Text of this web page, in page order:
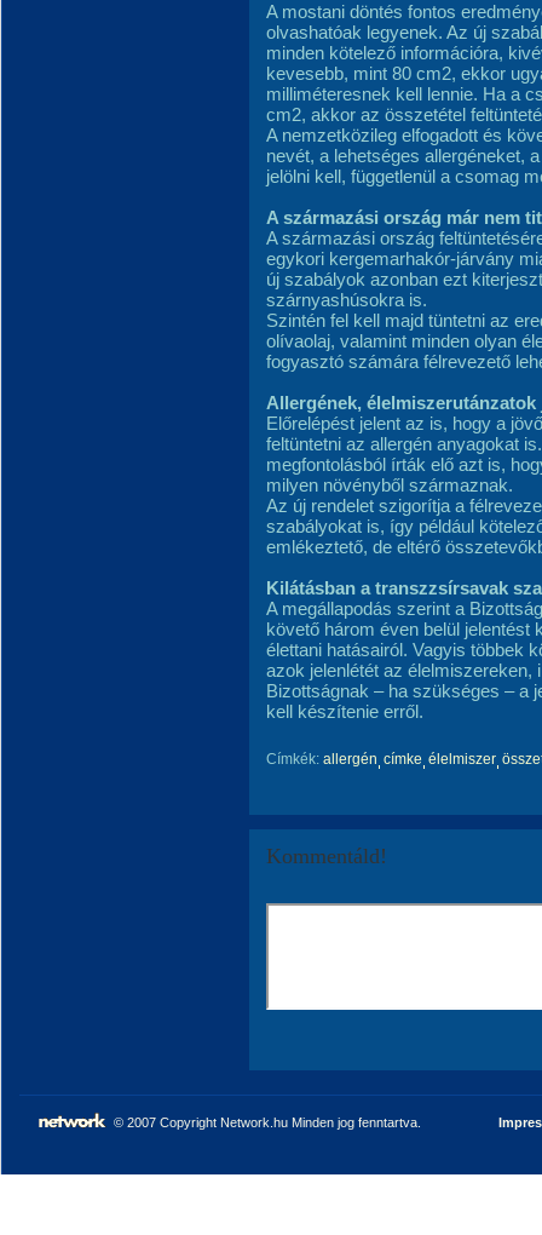
A mostani döntés fontos
olvashatóak legyenek. Az új
minden kötelező információra,
kevesebb, mint 80 cm2, ekkor
milliméteresnek kell lennie. Ha a
cm2, akkor az összetétel
A nemzetközileg elfogadott és
nevét, a lehetséges allergéneket,
jelölni kell, függetlenül a csomag
A származási ország már nem
A származási ország
egykori kergemarhakór-járvány
új szabályok azonban ezt
szárnyashúsokra is.
Szintén fel kell majd tüntetni az
olívaolaj, valamint minden olyan
fogyasztó számára félrevezető
Allergének,
Előrelépést jelent az is, hogy a
feltüntetni az allergén anyagokat
megfontolásból írták elő azt is,
milyen növényből származnak.
Az új rendelet szigorítja a
szabályokat is, így például
emlékeztető, de eltérő
Kilátásban a transzzsírsavak
A megállapodás szerint a
követő három éven belül jelentést
élettani hatásairól. Vagyis többek
azok jelenlétét az élelmiszereken,
Bizottságnak – ha szükséges – a
kell készítenie erről.
Címkék: allergén címke élelmiszer
Kommentáld!
© 2007 Copyright Network.hu Minden jog fenntartva.